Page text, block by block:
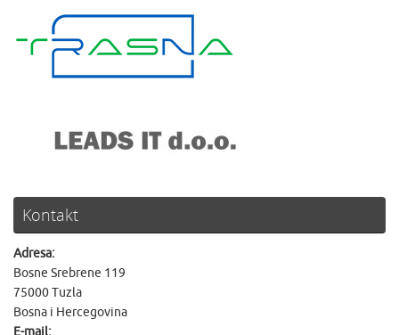
Kontakt
Adresa:
Bosne Srebrene 119
75000 Tuzla
Bosna i Hercegovina